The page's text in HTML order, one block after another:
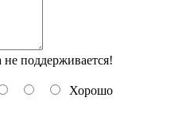
поддерживается!
Хорошо